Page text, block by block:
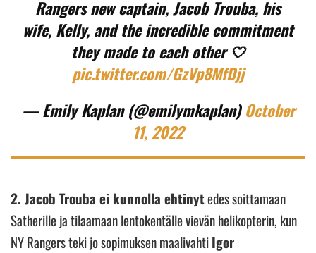
Rangers new captain, Jacob Trouba, his
wife, Kelly, and the incredible commitment
they made to each other 🤍
pic.twitter.com/GzVp8MfDjj
— Emily Kaplan (@emilymkaplan)October
11, 2022
2. Jacob Trouba ei kunnolla ehtinytedes soittamaan
Satherille ja tilaamaan lentokentälle vievän helikopterin, kun
NY Rangers teki jo sopimuksen maalivahtiIgor